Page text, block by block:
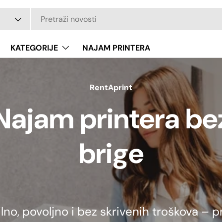
KATEGORIJE NAJAM PRINTERA
RentAprint
printera
brige
povoljno i bez skrivenih troškova –
01.01.2025. i 31.12.2026